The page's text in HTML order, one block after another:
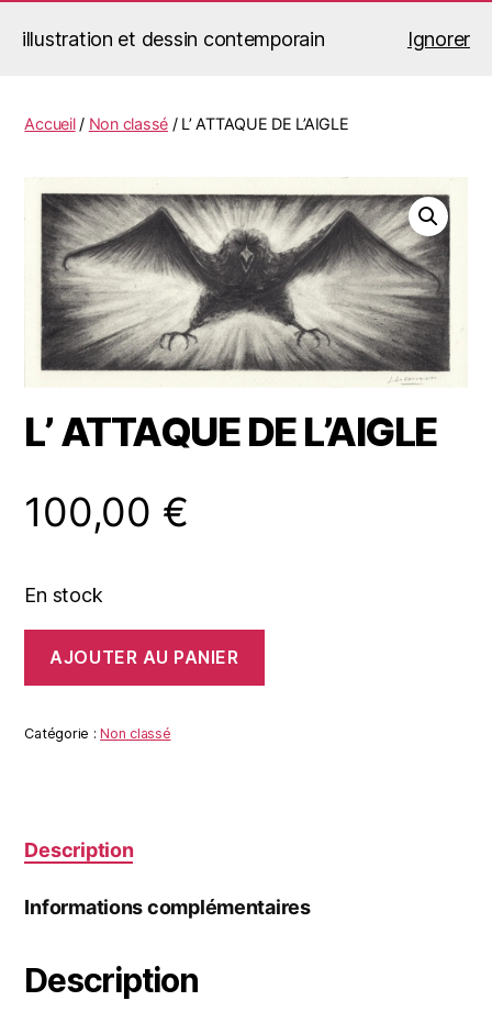
illustration et dessin contemporain Ignorer
Jérémy Le Corvaisier
Accueil/ Non classé / L’ ATTAQUE DE L’AIGLE
L’ ATTAQUE DE L’AIGLE
100,00 €
En stock
L'
DE
L'AIGLE
AJOUTER AU PANIER
Catégorie :Non classé
Description
Informations complémentaires
Description